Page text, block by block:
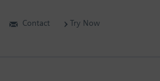
Contact Try Now